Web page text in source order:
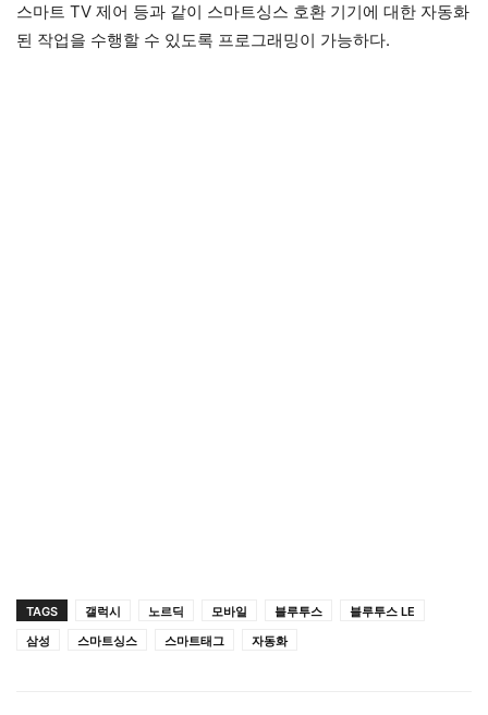
스마트 TV 제어 등과 같이 스마트싱스 호환 기기에 대한 자동화
된 작업을 수행할 수 있도록 프로그래밍이 가능하다.
TAGS 갤럭시 노르딕 모바일 블루투스
블루투스 LE
삼성
스마트싱스 스마트태그 자동화